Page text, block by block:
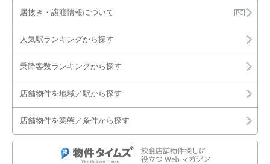
居抜き・譲渡情報について
人気駅ランキングから探す
乗降客数ランキングから探す
店舗物件を地域／駅から探す
店舗物件を業態／条件から探す